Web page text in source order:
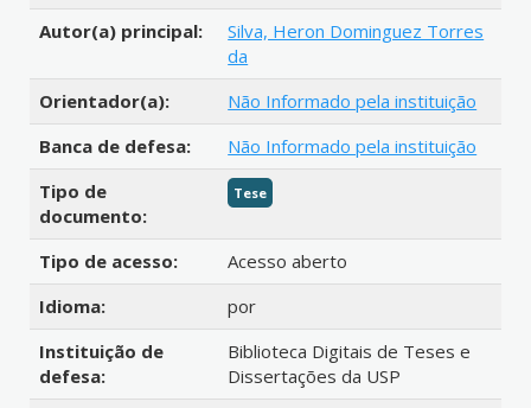
Autor(a) principal:
Silva, Heron Dominguez Torres
da
Orientador(a):
Não Informado pela instituição
Banca de defesa:
Não Informado pela instituição
Tipo de
documento:
Tese
Tipo de acesso:
Acesso aberto
Idioma:
por
Instituição de
defesa:
Biblioteca Digitais de Teses e
Dissertações da USP